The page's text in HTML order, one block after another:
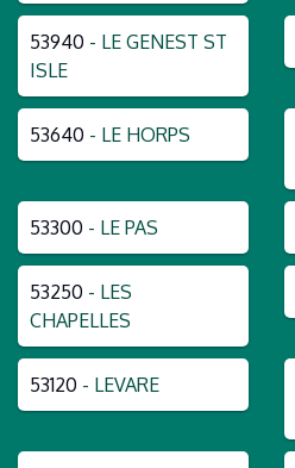
53940 - LE GENEST ST
ISLE
53640 - LE HORPS
53300 - LE PAS
53250 - LES
CHAPELLES
53120 - LEVARE